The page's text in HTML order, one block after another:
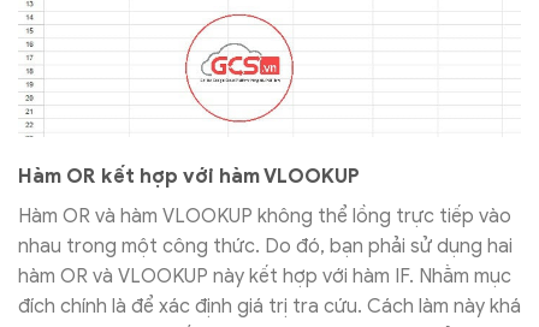
Hàm OR kết hợp với hàm VLOOKUP
Hàm OR và hàm VLOOKUP không thể lồng trực tiếp vào
nhau trong một công thức. Do đó, bạn phải sử dụng hai
hàm OR và VLOOKUP này kết hợp với hàm IF. Nhằm mục
đích chính là để xác định giá trị tra cứu. Cách làm này khá